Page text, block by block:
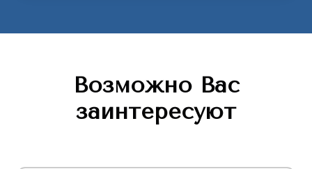
Возможно Вас
заинтересуют